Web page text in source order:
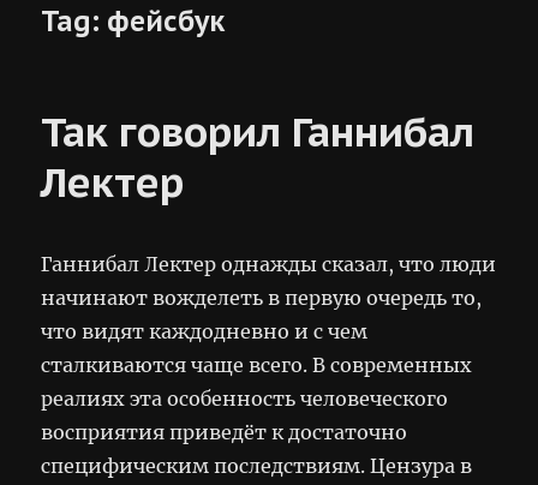
Tag: фейсбук
Так говорил Ганнибал
Лектер
Ганнибал Лектер однажды сказал, что люди
начинают вожделеть в первую очередь то,
что видят каждодневно и с чем
сталкиваются чаще всего. В современных
реалиях эта особенность человеческого
восприятия приведёт к достаточно
специфическим последствиям. Цензура в